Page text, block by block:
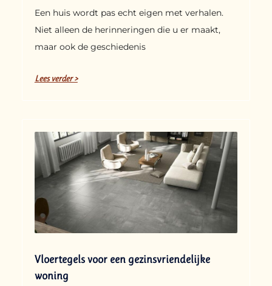
Een huis wordt pas echt eigen met verhalen.
Niet alleen de herinneringen die u er maakt,
maar ook de geschiedenis
Lees verder >
Vloertegels voor een gezinsvriendelijke
woning